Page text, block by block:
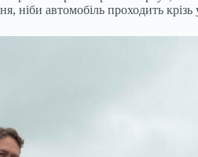
ніби автомобіль проходить